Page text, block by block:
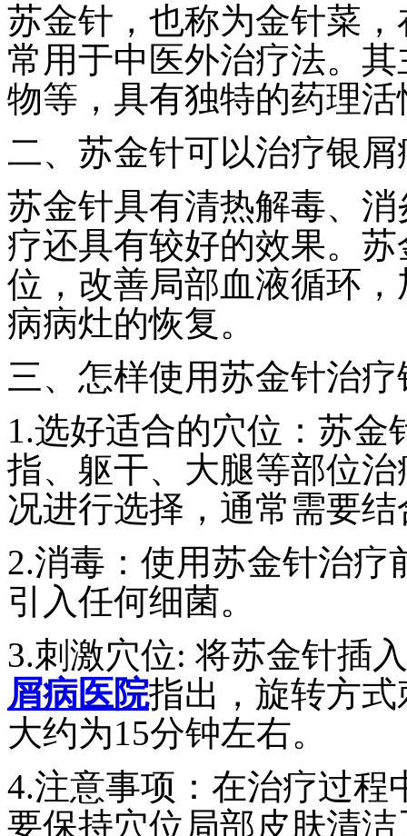
苏金针，也称为金针菜
常用于中医外治疗法。
物等，具有独特的药理活
二、苏金针可以治疗银屑
苏金针具有清热解毒、
疗还具有较好的效果。
位，改善局部血液循环
病病灶的恢复。
三、怎样使用苏金针治
1.选好适合的穴位：苏
指、躯干、大腿等部位
况进行选择，通常需要
2.消毒：使用苏金针治
引入任何细菌。
3.刺激穴位: 将苏金针插
屑病医院指出，旋转方
大约为15分钟左右。
4.注意事项：在治疗过程
要保持穴位局部皮肤清